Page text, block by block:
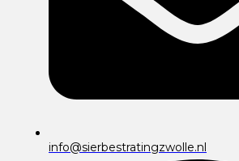
info@sierbestratingzwolle.nl